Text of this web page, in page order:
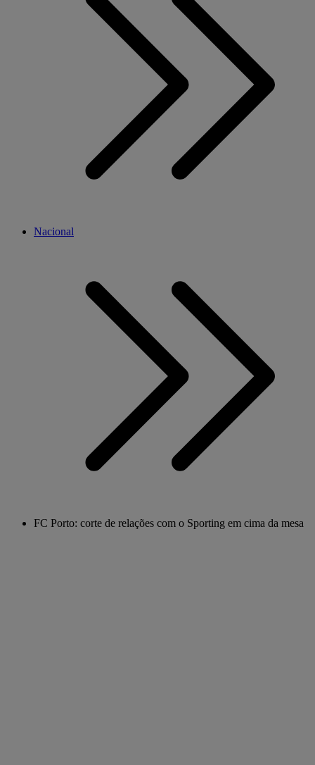
Nacional
FC Porto: corte de relações com o Sporting em cima da mesa